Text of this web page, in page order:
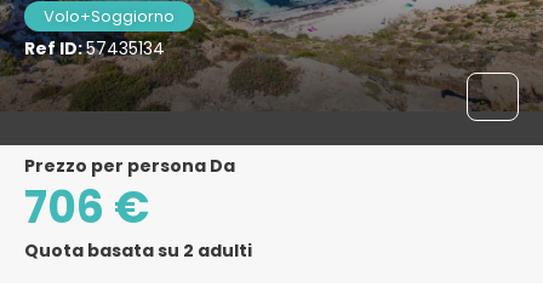
Volo+Soggiorno
Ref ID:57435134
Prezzo per persona Da
706 €
Quota basata su 2 adulti